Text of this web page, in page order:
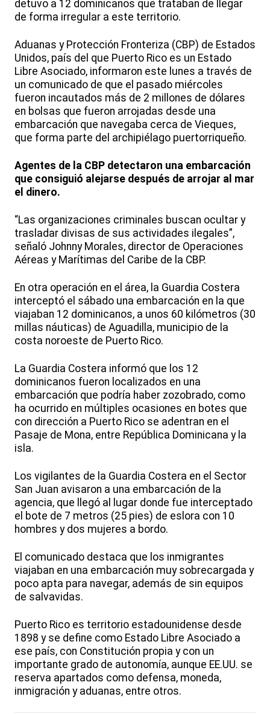
detuvo a 12 dominicanos que trataban de llegar
de forma irregular a este territorio.
Aduanas y Protección Fronteriza (CBP) de Estados
Unidos, país del que Puerto Rico es un Estado
Libre Asociado, informaron este lunes a través de
un comunicado de que el pasado miércoles
fueron incautados más de 2 millones de dólares
en bolsas que fueron arrojadas desde una
embarcación que navegaba cerca de Vieques,
que forma parte del archipiélago puertorriqueño.
Agentes de la CBP detectaron una embarcación
que consiguió alejarse después de arrojar al mar
el dinero.
“Las organizaciones criminales buscan ocultar y
trasladar divisas de sus actividades ilegales”,
señaló Johnny Morales, director de Operaciones
Aéreas y Marítimas del Caribe de la CBP.
En otra operación en el área, la Guardia Costera
interceptó el sábado una embarcación en la que
viajaban 12 dominicanos, a unos 60 kilómetros (30
millas náuticas) de Aguadilla, municipio de la
costa noroeste de Puerto Rico.
La Guardia Costera informó que los 12
dominicanos fueron localizados en una
embarcación que podría haber zozobrado, como
ha ocurrido en múltiples ocasiones en botes que
con dirección a Puerto Rico se adentran en el
Pasaje de Mona, entre República Dominicana y la
isla.
Los vigilantes de la Guardia Costera en el Sector
San Juan avisaron a una embarcación de la
agencia, que llegó al lugar donde fue interceptado
el bote de 7 metros (25 pies) de eslora con 10
hombres y dos mujeres a bordo.
El comunicado destaca que los inmigrantes
viajaban en una embarcación muy sobrecargada y
poco apta para navegar, además de sin equipos
de salvavidas.
Puerto Rico es territorio estadounidense desde
1898 y se define como Estado Libre Asociado a
ese país, con Constitución propia y con un
importante grado de autonomía, aunque EE.UU. se
reserva apartados como defensa, moneda,
inmigración y aduanas, entre otros.